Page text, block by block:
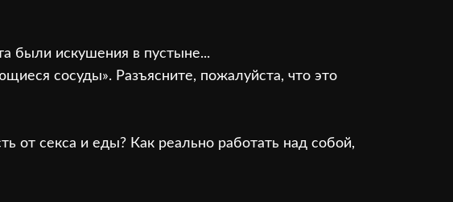
были искушения в пустыне...
сосуды». Разъясните, пожалуйста, что это
от секса и еды? Как реально работать над собой,